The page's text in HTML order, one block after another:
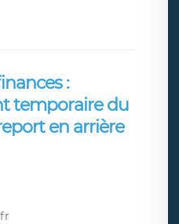
:
temporaire du
en arrière